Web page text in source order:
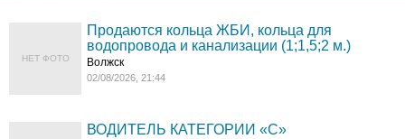
НЕТ ФОТО
Продаются кольца ЖБИ, кольца для
водопровода и канализации (1;1,5;2 м.)
Волжск
02/08/2026, 21:44
ВОДИТЕЛЬ КАТЕГОРИИ «C»